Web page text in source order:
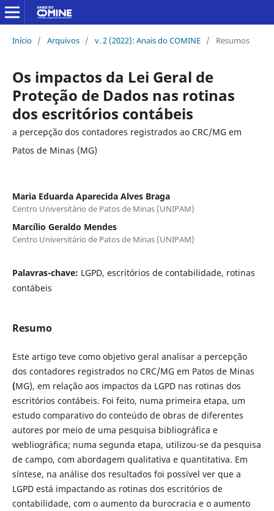
Início / Arquivos / v. 2 (2022): Anais do COMINE / Resumos
Os impactos da Lei Geral de
Proteção de Dados nas rotinas
dos escritórios contábeis
a percepção dos contadores registrados ao CRC/MG em
Patos de Minas (MG)
Maria Eduarda Aparecida Alves Braga
Centro Universitário de Patos de Minas (UNIPAM)
Marcílio Geraldo Mendes
Centro Universitário de Patos de Minas (UNIPAM)
Palavras-chave: LGPD, escritórios de contabilidade, rotinas
contábeis
Resumo
Este artigo teve como objetivo geral analisar a percepção
dos contadores registrados no CRC/MG em Patos de Minas
(MG), em relação aos impactos da LGPD nas rotinas dos
escritórios contábeis. Foi feito, numa primeira etapa, um
estudo comparativo do conteúdo de obras de diferentes
autores por meio de uma pesquisa bibliográfica e
webliográfica; numa segunda etapa, utilizou-se da pesquisa
de campo, com abordagem qualitativa e quantitativa. Em
síntese, na análise dos resultados foi possível ver que a
LGPD está impactando as rotinas dos escritórios de
contabilidade, com o aumento da burocracia e o aumento